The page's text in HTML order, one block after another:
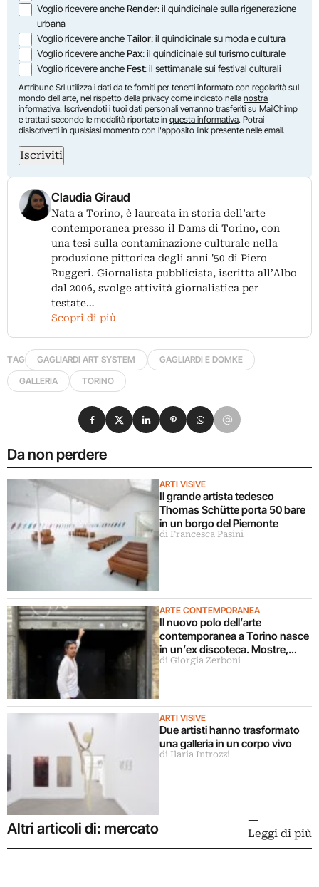
Voglio ricevere ancheRender: il quindicinale sulla rigenerazione
urbana
Voglio ricevere ancheTailor: il quindicinale su moda e cultura
Voglio ricevere anchePax: il quindicinale sul turismo culturale
Voglio ricevere ancheFest: il settimanale sui festival culturali
Artribune Srl utilizza i dati da te forniti per tenerti informato con regolarità sul
mondo dell'arte, nel rispetto della privacy come indicato nella nostra
informativa. Iscrivendoti i tuoi dati personali verranno trasferiti su MailChimp
e trattati secondo le modalità riportate in questa informativa. Potrai
disiscriverti in qualsiasi momento con l'apposito link presente nelle email.
Iscriviti
Claudia Giraud
Nata a Torino, è laureata in storia dell’arte
contemporanea presso il Dams di Torino, con
una tesi sulla contaminazione culturale nella
produzione pittorica degli anni '50 di Piero
Ruggeri. Giornalista pubblicista, iscritta all’Albo
dal 2006, svolge attività giornalistica per
testate…
Scopri di più
TAG GAGLIARDI ART SYSTEM
GAGLIARDI E DOMKE
GALLERIA
TORINO
Da non perdere
ARTI VISIVE
Il grande artista tedesco
Thomas Schütte porta 50 bare
in un borgo del Piemonte
di Francesca Pasini
ARTE CONTEMPORANEA
Il nuovo polo dell’arte
contemporanea a Torino nasce
in un’ex discoteca. Mostre,
cinema, teatro, concerti,
di Giorgia Zerboni
ARTI VISIVE
Due artisti hanno trasformato
una galleria in un corpo vivo
di Ilaria Introzzi
Condividi su Facebook
Condividi su X
Condividi su LinkedIn
Condividi su Pinterest
Condividi su WhatsApp
Condividi su Email
Altri articoli di: mercato Leggi di più